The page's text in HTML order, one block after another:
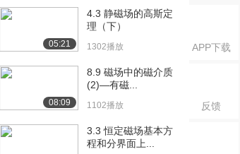
APP下载
反馈
[22] 3.2 参数方程（上） 07:37
1028播放
[24] 3.3 坐标变换与二次曲
968播放
05:21
4.3 静磁场的高斯定
理（下）
1302播放
08:09
8.9 磁场中的磁介质
(2)—有磁...
1102播放
3.3 恒定磁场基本方
程和分界面上...